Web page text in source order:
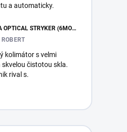
a automaticky.
KOLIMÁTOR DELTA OPTICAL STRYKER (6MOA)
ROBERT
kolimátor s velmi
čistotou skla.
rival s.